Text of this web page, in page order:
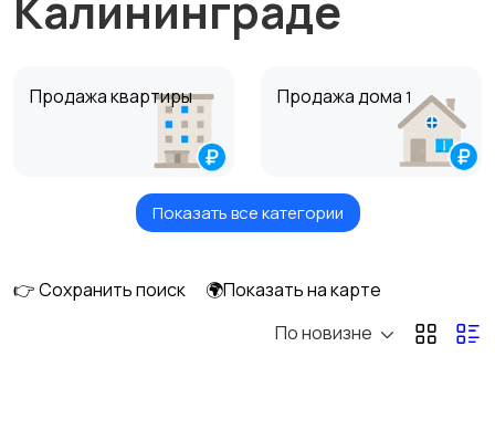
Продажа квартиры Продажа дома 1
Продажа комнаты Продажа участка
Аренда комнаты
Показать все категории
👉 Сохранить поиск
🌍Показать на карте
По новизне